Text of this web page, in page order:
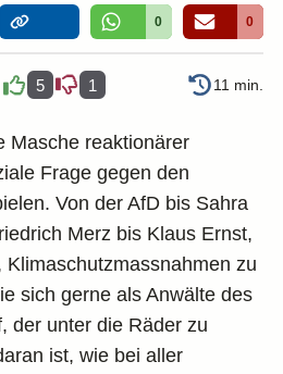
0 0
5 1 11 min.
Masche reaktionärer
Frage gegen den
Von der AfD bis Sahra
Merz bis Klaus Ernst,
zu
sich gerne als Anwälte des
der unter die Räder zu
ist, wie bei aller